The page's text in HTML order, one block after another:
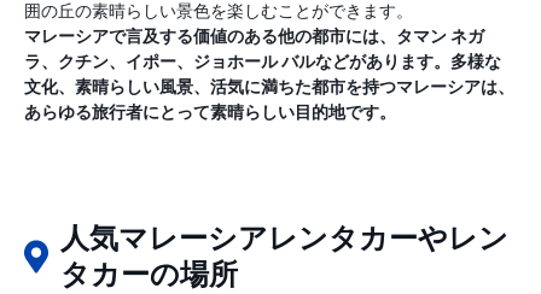
囲の丘の素晴らしい景色を楽しむことができます。
マレーシアで言及する価値のある他の都市には、タマン ネガ
ラ、クチン、イポー、ジョホール バルなどがあります。多様な
文化、素晴らしい風景、活気に満ちた都市を持つマレーシアは、
あらゆる旅行者にとって素晴らしい目的地です。
人気マレーシアレンタカーやレン
タカーの場所